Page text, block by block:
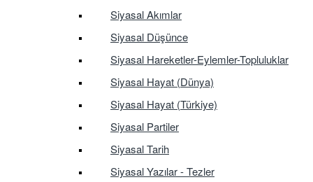
Siyasal Akımlar
Siyasal Düşünce
Siyasal Hareketler-Eylemler-Topluluklar
Siyasal Hayat (Dünya)
Siyasal Hayat (Türkiye)
Siyasal Partiler
Siyasal Tarih
Siyasal Yazılar - Tezler